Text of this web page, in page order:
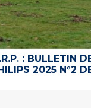
: BULLETIN
2025 N°2